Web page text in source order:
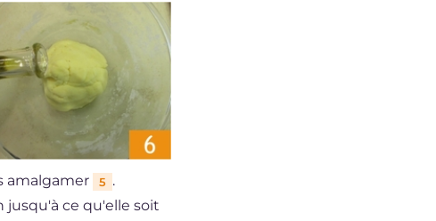
amalgamer 5 .
jusqu'à ce qu'elle soit